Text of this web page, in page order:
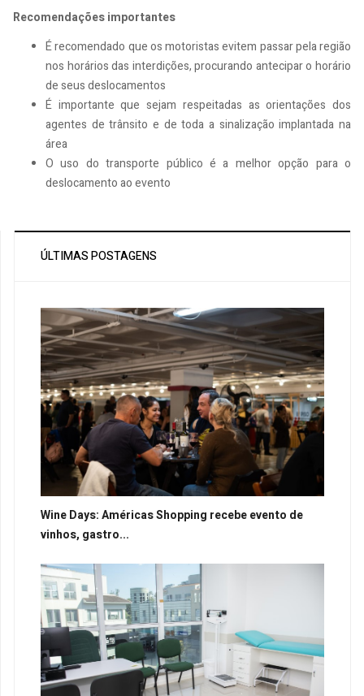
Recomendações importantes
É recomendado que os motoristas evitem passar pela região
nos horários das interdições, procurando antecipar o horário
de seus deslocamentos
É importante que sejam respeitadas as orientações dos
agentes de trânsito e de toda a sinalização implantada na
área
O uso do transporte público é a melhor opção para o
deslocamento ao evento
ÚLTIMAS POSTAGENS
Wine Days: Américas Shopping recebe evento de
vinhos, gastro...